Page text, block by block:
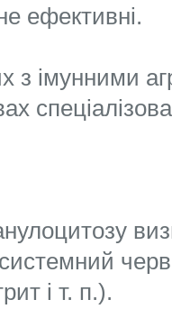
ефективні.
з імунними
і т. п.).